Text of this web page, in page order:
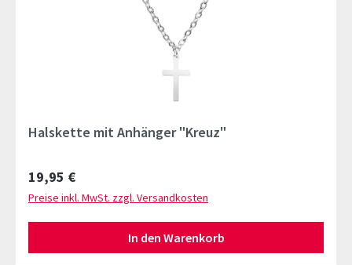
Halskette mit Anhänger "Kreuz"
Regulärer Preis:
19,95 €
Preise inkl. MwSt. zzgl. Versandkosten
In den Warenkorb